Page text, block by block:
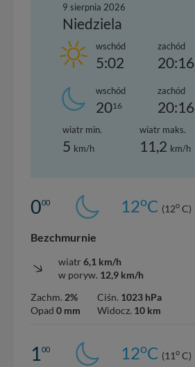
9 sierpnia 2026
Niedziela
wschód
5:02
zachód
20:16
wschód
2016
zachód
20:16
wiatr min.
5 km/h
wiatr maks.
11,2 km/h
000 12oC (12o C)
Bezchmurnie
wiatr 6,1 km/h
w poryw. 12,9 km/h
Zachm. 2%
Opad 0 mm
Ciśn. 1023 hPa
Widocz. 10 km
100 12oC (11o C)